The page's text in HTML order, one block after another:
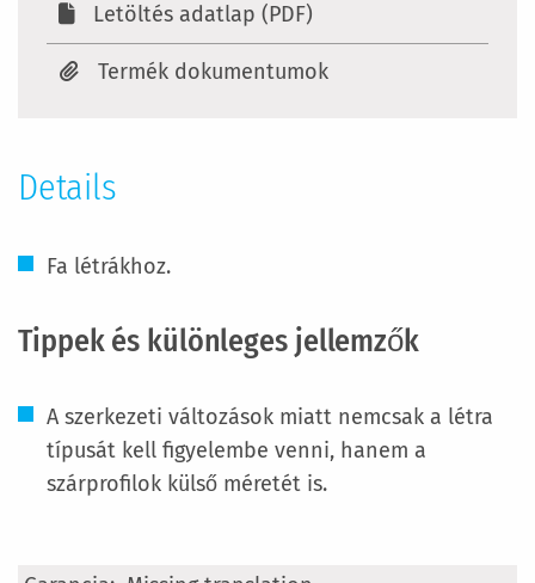
Letöltés adatlap (PDF)
Termék dokumentumok
Details
Fa létrákhoz.
Tippek és különleges jellemzők
A szerkezeti változások miatt nemcsak a létra
típusát kell figyelembe venni, hanem a
szárprofilok külső méretét is.